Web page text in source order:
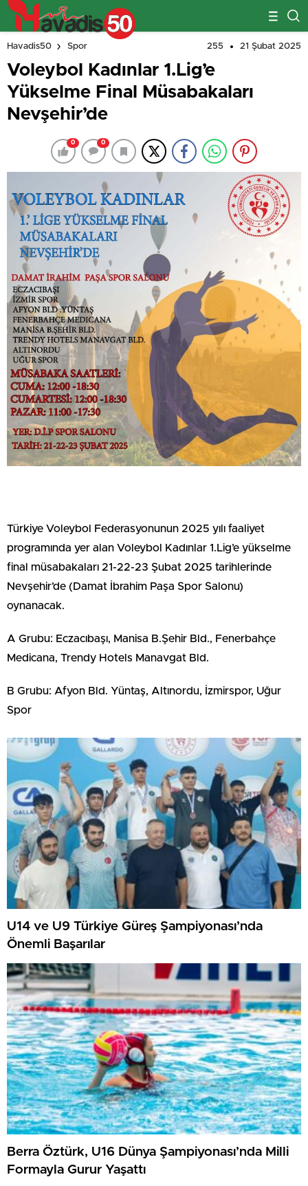
Havadis50 Spor 255 21 Şubat 2025
Voleybol Kadınlar 1.Lig’e
Yükselme Final Müsabakaları
Nevşehir’de
0 0
Türkiye Voleybol Federasyonunun 2025 yılı faaliyet
programında yer alan Voleybol Kadınlar 1.Lig’e yükselme
final müsabakaları 21-22-23 Şubat 2025 tarihlerinde
Nevşehir’de (Damat İbrahim Paşa Spor Salonu)
oynanacak.
A Grubu: Eczacıbaşı, Manisa B.Şehir Bld., Fenerbahçe
Medicana, Trendy Hotels Manavgat Bld.
B Grubu: Afyon Bld. Yüntaş, Altınordu, İzmirspor, Uğur
Spor
U14 ve U9 Türkiye Güreş Şampiyonası’nda
Önemli Başarılar
Berra Öztürk, U16 Dünya Şampiyonası’nda Milli
Formayla Gurur Yaşattı